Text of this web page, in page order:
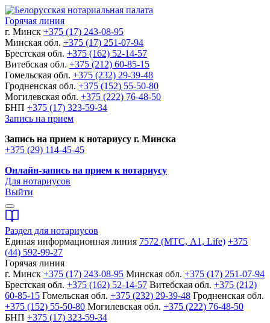
Горячая линия
г. Минск +375 (17) 243-08-95
Минская обл. +375 (17) 251-07-94
Брестская обл. +375 (162) 52-14-57
Витебская обл. +375 (212) 60-85-15
Гомельская обл. +375 (232) 29-39-48
Гродненская обл. +375 (152) 55-50-80
Могилевская обл. +375 (222) 76-48-50
БНП +375 (17) 323-59-34
Запись на прием
Запись на прием к нотариусу г. Минска
+375 (29) 114-45-45
Онлайн-запись на прием к нотариусу
Для нотариусов
Выйти
Раздел для нотариусов
Единая информационная линия 7572 (МТС, A1, Life) +375
(44) 592-99-27
Горячая линия
г. Минск +375 (17) 243-08-95 Минская обл. +375 (17) 251-07-94
Брестская обл. +375 (162) 52-14-57 Витебская обл. +375 (212)
60-85-15 Гомельская обл. +375 (232) 29-39-48 Гродненская обл.
+375 (152) 55-50-80 Могилевская обл. +375 (222) 76-48-50
БНП +375 (17) 323-59-34